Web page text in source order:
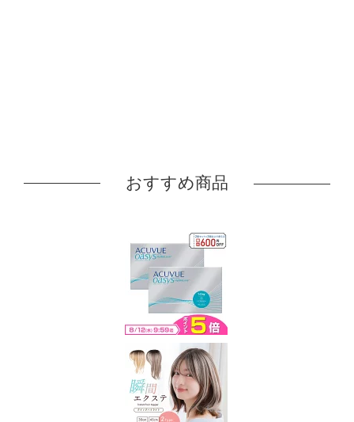
おすすめ商品